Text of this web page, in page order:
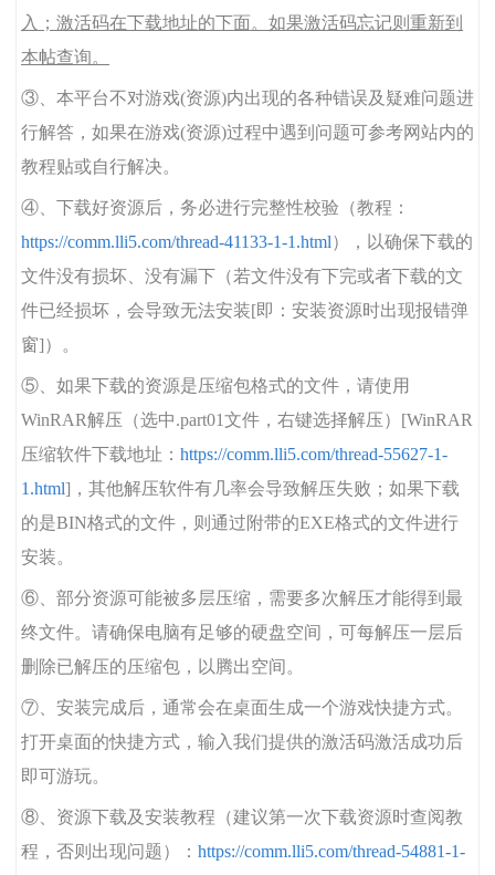
入；激活码在下载地址的下面。如果激活码忘记则重新到
本帖查询。
③、本平台不对游戏(资源)内出现的各种错误及疑难问题进
行解答，如果在游戏(资源)过程中遇到问题可参考网站内的
教程贴或自行解决。
④、下载好资源后，务必进行完整性校验（教程：
https://comm.lli5.com/thread-41133-1-1.html），以确保下载的
文件没有损坏、没有漏下（若文件没有下完或者下载的文
件已经损坏，会导致无法安装[即：安装资源时出现报错弹
窗]）。
⑤、如果下载的资源是压缩包格式的文件，请使用
WinRAR解压（选中.part01文件，右键选择解压）[WinRAR
压缩软件下载地址： https://comm.lli5.com/thread-55627-1-
1.html]，其他解压软件有几率会导致解压失败；如果下载
的是BIN格式的文件，则通过附带的EXE格式的文件进行
安装。
⑥、部分资源可能被多层压缩，需要多次解压才能得到最
终文件。请确保电脑有足够的硬盘空间，可每解压一层后
删除已解压的压缩包，以腾出空间。
⑦、安装完成后，通常会在桌面生成一个游戏快捷方式。
打开桌面的快捷方式，输入我们提供的激活码激活成功后
即可游玩。
⑧、资源下载及安装教程（建议第一次下载资源时查阅教
程，否则出现问题）： https://comm.lli5.com/thread-54881-1-